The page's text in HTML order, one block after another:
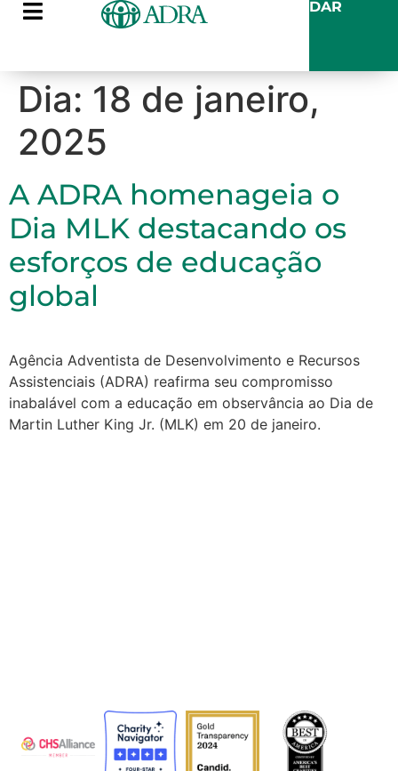
DAR
Dia: 18 de janeiro,
2025
A ADRA homenageia o
Dia MLK destacando os
esforços de educação
global
Agência Adventista de Desenvolvimento e Recursos
Assistenciais (ADRA) reafirma seu compromisso
inabalável com a educação em observância ao Dia de
Martin Luther King Jr. (MLK) em 20 de janeiro.